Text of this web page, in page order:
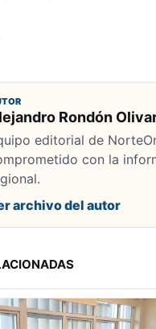
Rondón
editorial de
con la
archivo del autor